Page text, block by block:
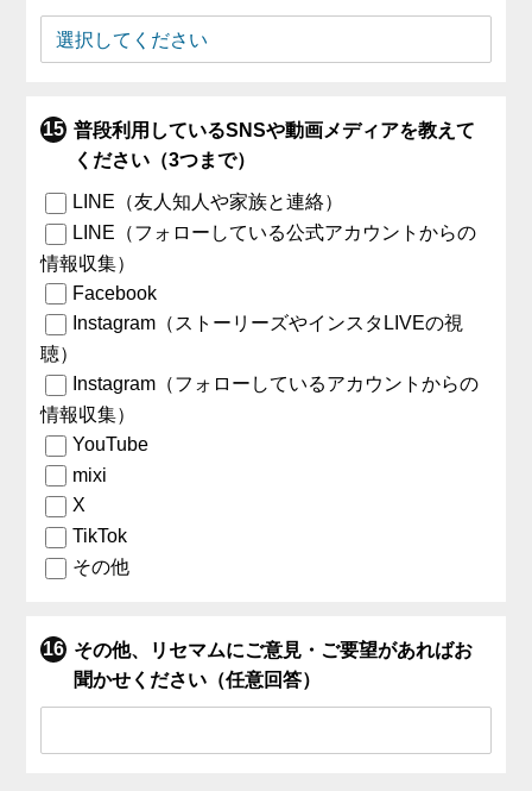
普段利用しているSNSや動画メディアを教えて
ください（3つまで）
LINE（友人知人や家族と連絡）
LINE（フォローしている公式アカウントからの
情報収集）
Facebook
Instagram（ストーリーズやインスタLIVEの視
聴）
Instagram（フォローしているアカウントからの
情報収集）
YouTube
mixi
X
TikTok
その他
その他、リセマムにご意見・ご要望があればお
聞かせください（任意回答）